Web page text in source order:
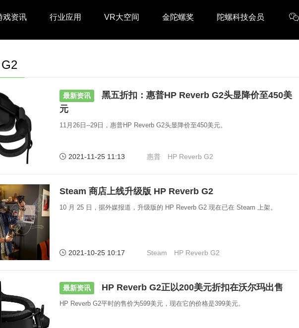
戏资讯 行业应用 VR大空间 金陀螺奖 陀螺科技会员
最新资讯
黑五折扣：惠普HP Reverb G2头显降价至450美
元
11月26日--29日，惠普HP Reverb G2头显降价至450美元。
2021-11-25 11:13 惠普 HP Reverb G2
Steam 商店上线升级版 HP Reverb G2
10 月 25 日，据外媒报道，升级版的 HP Reverb G2 现在已在 Steam 上架。
2021-10-25 10:17 Steam HP Reverb G2
最新资讯 HP Reverb G2正以200美元折扣在沃尔玛出售
HP Reverb G2平时的售价为599美元，现在它的价格是399美元。